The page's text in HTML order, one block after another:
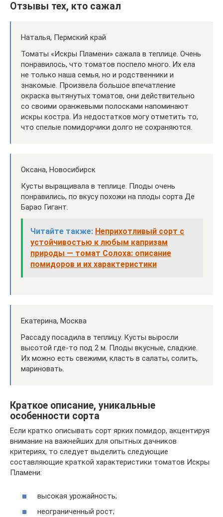
Отзывы тех, кто сажал
Наталья, Пермский край
Томаты «Искры Пламени» сажала в теплице. Очень
понравилось, что томатов поспело много. Их ела
не только наша семья, но и родственники и
знакомые. Произвела большое впечатление
окраска вытянутых томатов, они действительно
со своими оранжевыми полосками напоминают
искры костра. Из недостатков могу отметить то,
что спелые помидорчики долго не сохраняются.
Оксана, Новосибирск
Кусты выращивала в теплице. Плоды очень
понравились, по вкусу похожи на плоды сорта Де
Барао Гигант.
Читайте также: Неприхотливый сорт с
устойчивостью к любым капризам
природы — томат Солоха: описание
помидоров и их характеристики
Екатерина, Москва
Рассаду посадила в теплицу. Кусты выросли
высотой где-то под 2 м. Плоды вкусные, сладкие.
Их можно есть свежими, класть в салаты, солить,
мариновать.
Краткое описание, уникальные
особенности сорта
Если кратко описывать сорт ярких помидор, акцентируя
внимание на важнейших для опытных дачников
критериях, то следует выделить следующие
составляющие краткой характеристики томатов Искры
Пламени:
высокая урожайность;
неограниченный рост;